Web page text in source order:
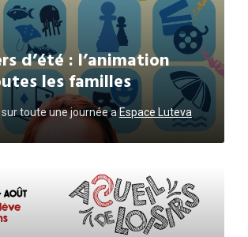
d’été : l’animation
les familles
sur toute une journéeaEspace Luteva